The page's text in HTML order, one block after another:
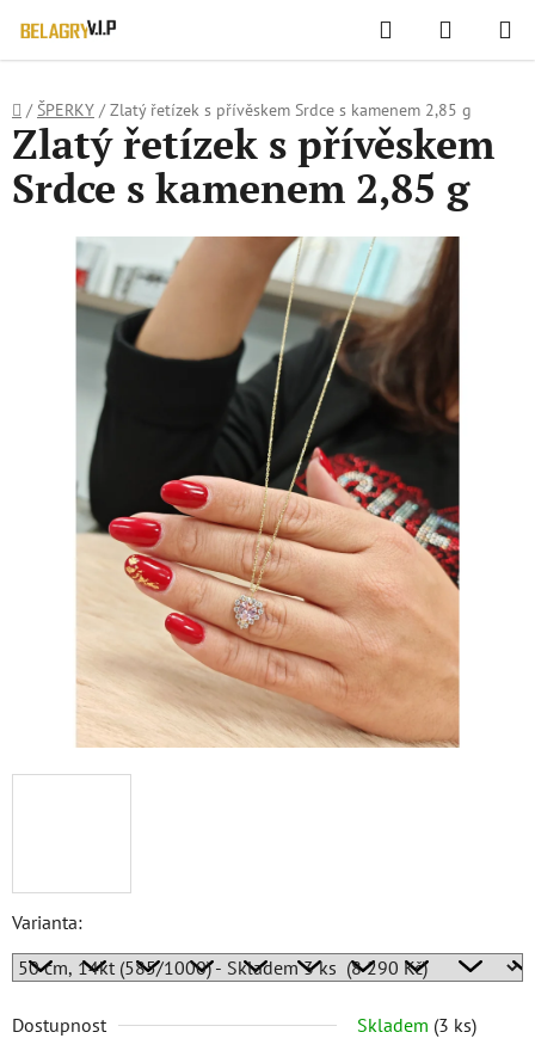
WIDGET HODNOCENÍ OBCHODU
Přejít
na
Hledat
KOŠÍK
Domů
/ ŠPERKY / Zlatý řetízek s přívěskem Srdce s kamenem 2,85 g
Varianta:
Dostupnost Skladem (3 ks)
Zlatý řetízek s přívěskem
Srdce s kamenem 2,85 g